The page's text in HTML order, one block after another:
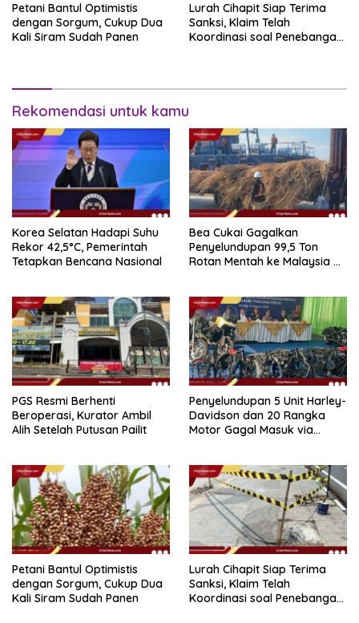
Petani Bantul Optimistis
dengan Sorgum, Cukup Dua
Kali Siram Sudah Panen
Lurah Cihapit Siap Terima
Sanksi, Klaim Telah
Koordinasi soal Penebangan
Rekomendasi untuk kamu
Korea Selatan Hadapi Suhu
Rekor 42,5°C, Pemerintah
Tetapkan Bencana Nasional
Bea Cukai Gagalkan
Penyelundupan 99,5 Ton
Rotan Mentah ke Malaysia di
PGS Resmi Berhenti
Beroperasi, Kurator Ambil
Alih Setelah Putusan Pailit
Penyelundupan 5 Unit Harley-
Davidson dan 20 Rangka
Motor Gagal Masuk via
Petani Bantul Optimistis
dengan Sorgum, Cukup Dua
Kali Siram Sudah Panen
Lurah Cihapit Siap Terima
Sanksi, Klaim Telah
Koordinasi soal Penebangan